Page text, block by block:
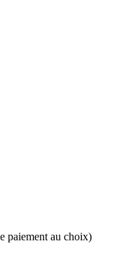
paiement au choix)